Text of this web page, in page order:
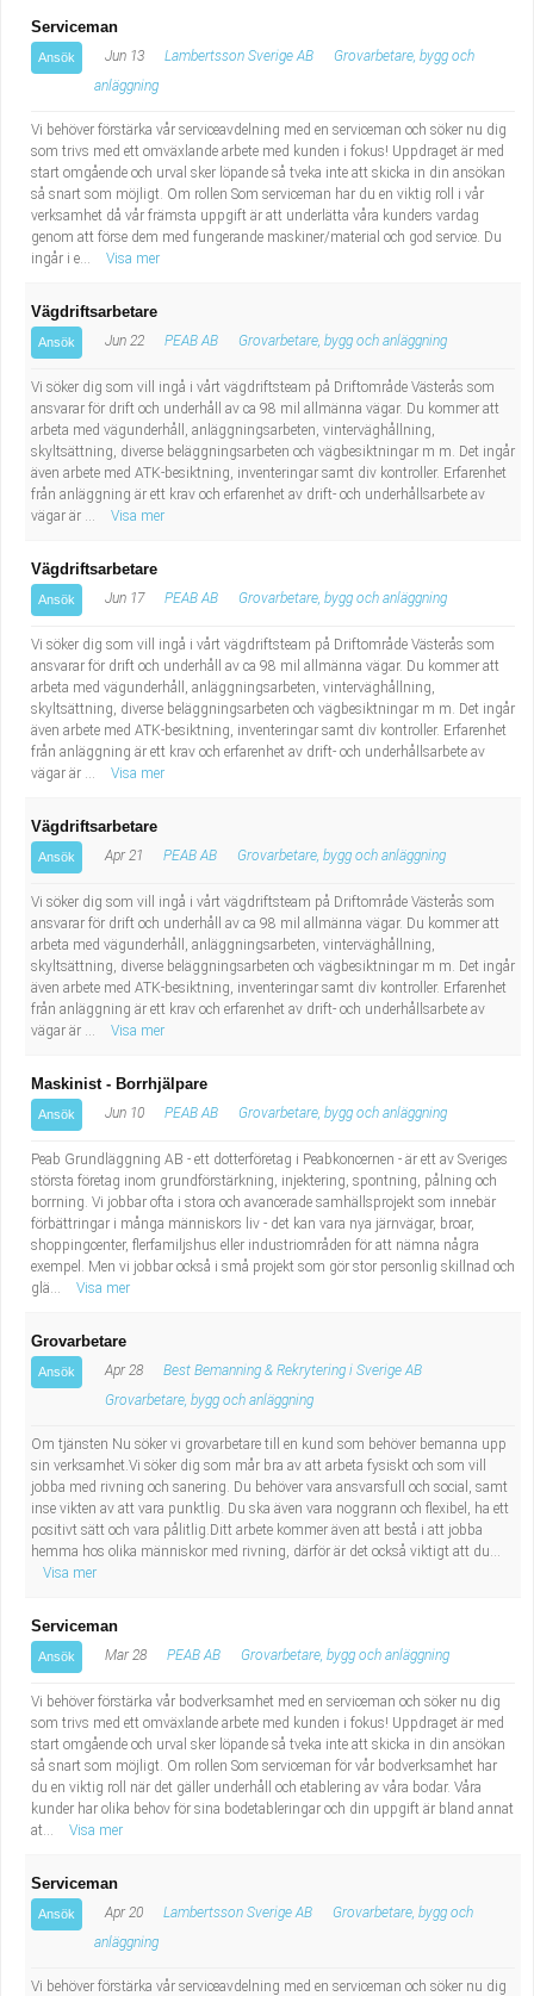
Serviceman
Ansök Jun 13 Lambertsson Sverige AB
Grovarbetare, bygg och
anläggning
Vi behöver förstärka vår serviceavdelning med en serviceman och söker nu dig
som trivs med ett omväxlande arbete med kunden i fokus! Uppdraget är med
start omgående och urval sker löpande så tveka inte att skicka in din ansökan
så snart som möjligt. Om rollen Som serviceman har du en viktig roll i vår
verksamhet då vår främsta uppgift är att underlätta våra kunders vardag
genom att förse dem med fungerande maskiner/material och god service. Du
ingår i e...
Visa mer
Vägdriftsarbetare
Ansök Jun 22 PEAB AB Grovarbetare, bygg och anläggning
Vi söker dig som vill ingå i vårt vägdriftsteam på Driftområde Västerås som
ansvarar för drift och underhåll av ca 98 mil allmänna vägar. Du kommer att
arbeta med vägunderhåll, anläggningsarbeten, vinterväghållning,
skyltsättning, diverse beläggningsarbeten och vägbesiktningar m m. Det ingår
även arbete med ATK-besiktning, inventeringar samt div kontroller. Erfarenhet
från anläggning är ett krav och erfarenhet av drift- och underhållsarbete av
vägar är ...
Visa mer
Vägdriftsarbetare
Ansök Jun 17 PEAB AB Grovarbetare, bygg och anläggning
Vi söker dig som vill ingå i vårt vägdriftsteam på Driftområde Västerås som
ansvarar för drift och underhåll av ca 98 mil allmänna vägar. Du kommer att
arbeta med vägunderhåll, anläggningsarbeten, vinterväghållning,
skyltsättning, diverse beläggningsarbeten och vägbesiktningar m m. Det ingår
även arbete med ATK-besiktning, inventeringar samt div kontroller. Erfarenhet
från anläggning är ett krav och erfarenhet av drift- och underhållsarbete av
vägar är ...
Visa mer
Vägdriftsarbetare
Ansök Apr 21 PEAB AB Grovarbetare, bygg och anläggning
Vi söker dig som vill ingå i vårt vägdriftsteam på Driftområde Västerås som
ansvarar för drift och underhåll av ca 98 mil allmänna vägar. Du kommer att
arbeta med vägunderhåll, anläggningsarbeten, vinterväghållning,
skyltsättning, diverse beläggningsarbeten och vägbesiktningar m m. Det ingår
även arbete med ATK-besiktning, inventeringar samt div kontroller. Erfarenhet
från anläggning är ett krav och erfarenhet av drift- och underhållsarbete av
vägar är ...
Visa mer
Maskinist - Borrhjälpare
Ansök Jun 10 PEAB AB Grovarbetare, bygg och anläggning
Peab Grundläggning AB - ett dotterföretag i Peabkoncernen - är ett av Sveriges
största företag inom grundförstärkning, injektering, spontning, pålning och
borrning. Vi jobbar ofta i stora och avancerade samhällsprojekt som innebär
förbättringar i många människors liv - det kan vara nya järnvägar, broar,
shoppingcenter, flerfamiljshus eller industriområden för att nämna några
exempel. Men vi jobbar också i små projekt som gör stor personlig skillnad och
glä...
Visa mer
Grovarbetare
Ansök Apr 28
Best Bemanning & Rekrytering i Sverige AB
Grovarbetare, bygg och anläggning
Om tjänsten Nu söker vi grovarbetare till en kund som behöver bemanna upp
sin verksamhet.Vi söker dig som mår bra av att arbeta fysiskt och som vill
jobba med rivning och sanering. Du behöver vara ansvarsfull och social, samt
inse vikten av att vara punktlig. Du ska även vara noggrann och flexibel, ha ett
positivt sätt och vara pålitlig.Ditt arbete kommer även att bestå i att jobba
hemma hos olika människor med rivning, därför är det också viktigt att du...
Visa mer
Serviceman
Ansök Mar 28 PEAB AB Grovarbetare, bygg och anläggning
Vi behöver förstärka vår bodverksamhet med en serviceman och söker nu dig
som trivs med ett omväxlande arbete med kunden i fokus! Uppdraget är med
start omgående och urval sker löpande så tveka inte att skicka in din ansökan
så snart som möjligt. Om rollen Som serviceman för vår bodverksamhet har
du en viktig roll när det gäller underhåll och etablering av våra bodar. Våra
kunder har olika behov för sina bodetableringar och din uppgift är bland annat
at...
Visa mer
Serviceman
Ansök Apr 20 Lambertsson Sverige AB
Grovarbetare, bygg och
anläggning
Vi behöver förstärka vår serviceavdelning med en serviceman och söker nu dig